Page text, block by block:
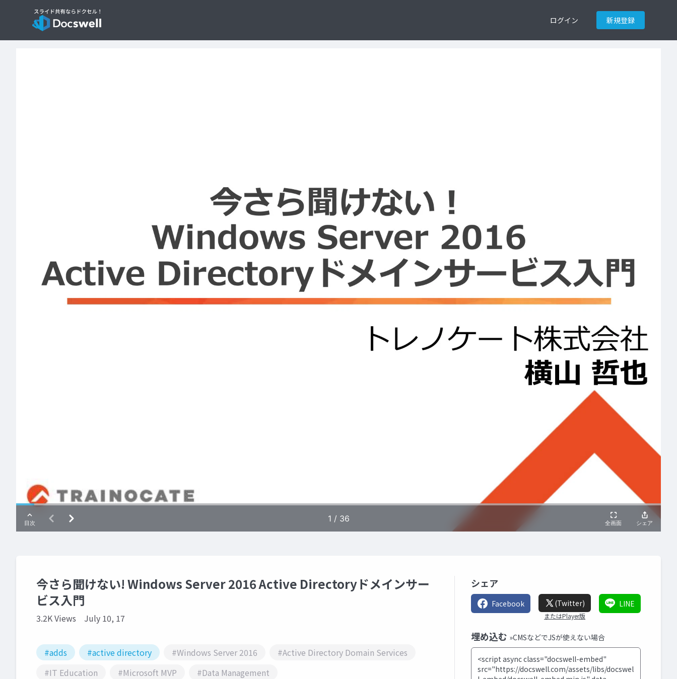
ログイン 新規登録
今さら聞けない! Windows Server 2016 Active Directoryドメインサー
ビス入門
3.2K Views July 10, 17
#adds #active directory #Windows Server 2016
#Active Directory Domain Services
#IT Education
#Microsoft MVP #Data Management
シェア
Facebook (Twitter)
またはPlayer版
LINE
埋め込む »CMSなどでJSが使えない場合